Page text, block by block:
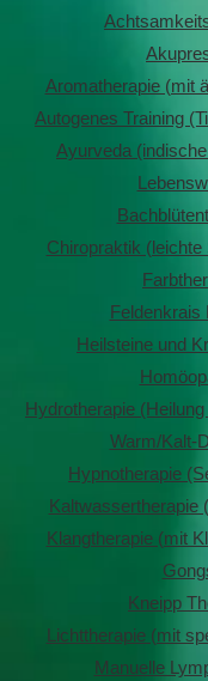
Aromatherapie (mit
Autogenes Training
Ayurveda
Chiropraktik (leichte
Feldenkrais
Heilsteine und
Hydrotherapie
Warm/Kalt-
Hypnotherapie
Kaltwassertherapie
Klangtherapie (mit
Kneipp
Lichttherapie (mit
Manuelle